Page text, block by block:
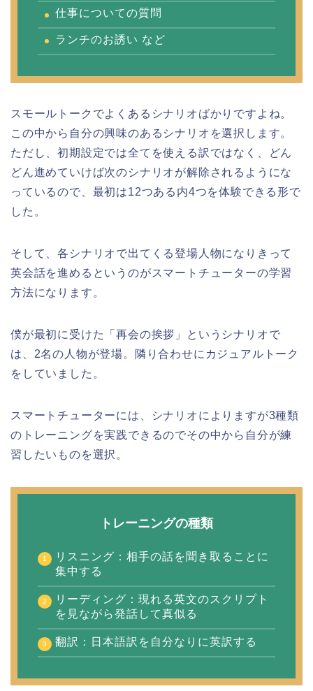
仕事についての質問
ランチのお誘い など
スモールトークでよくあるシナリオばかりですよね。
この中から自分の興味のあるシナリオを選択します。
ただし、初期設定では全てを使える訳ではなく、どん
どん進めていけば次のシナリオが解除されるようにな
っているので、最初は12つある内4つを体験できる形で
した。
そして、各シナリオで出てくる登場人物になりきって
英会話を進めるというのがスマートチューターの学習
方法になります。
僕が最初に受けた「再会の挨拶」というシナリオで
は、2名の人物が登場。隣り合わせにカジュアルトーク
をしていました。
スマートチューターには、シナリオによりますが3種類
のトレーニングを実践できるのでその中から自分が練
習したいものを選択。
トレーニングの種類
リスニング：相手の話を聞き取ることに
集中する
リーディング：現れる英文のスクリプト
を見ながら発話して真似る
翻訳：日本語訳を自分なりに英訳する